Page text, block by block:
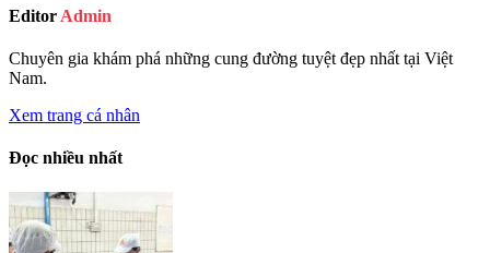
Editor Admin
Chuyên gia khám phá những cung đường tuyệt đẹp nhất tại Việt
Nam.
Xem trang cá nhân
Đọc nhiều nhất